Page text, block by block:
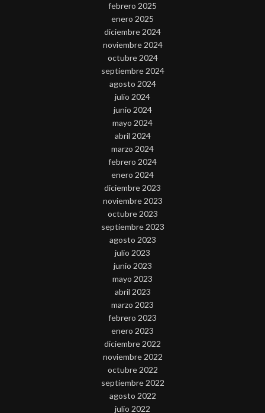
febrero 2025
enero 2025
diciembre 2024
noviembre 2024
octubre 2024
septiembre 2024
agosto 2024
julio 2024
junio 2024
mayo 2024
abril 2024
marzo 2024
febrero 2024
enero 2024
diciembre 2023
noviembre 2023
octubre 2023
septiembre 2023
agosto 2023
julio 2023
junio 2023
mayo 2023
abril 2023
marzo 2023
febrero 2023
enero 2023
diciembre 2022
noviembre 2022
octubre 2022
septiembre 2022
agosto 2022
julio 2022